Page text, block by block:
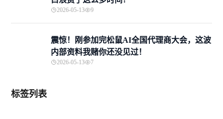
2026-05-13 9
震惊！刚参加完松鼠AI全国代理商大会，这波
内部资料我赌你还没见过！
2026-05-13 7
标签列表